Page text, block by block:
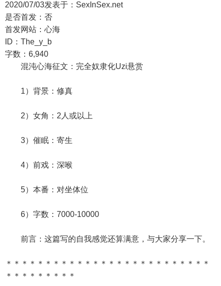
2020/07/03发表于：SexInSex.net
是否首发：否
首发网站：心海
ID：The_y_b
字数：6,940
混沌心海征文：完全奴隶化Uzi悬赏
1）背景：修真
2）女角：2人或以上
3）催眠：寄生
4）前戏：深喉
5）本番：对坐体位
6）字数：7000-10000
前言：这篇写的自我感觉还算满意，与大家分享一下。
＊＊＊＊＊＊＊＊＊＊＊＊＊＊＊＊＊＊＊＊＊＊＊＊＊＊
＊＊＊＊＊＊＊＊＊